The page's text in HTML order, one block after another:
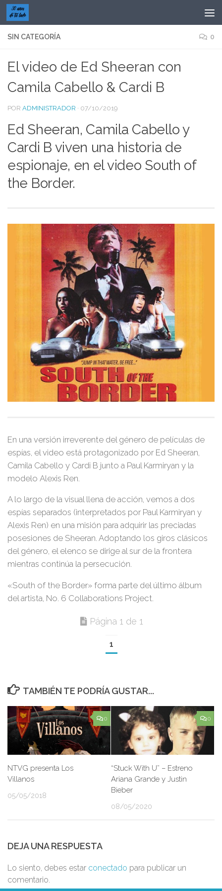
Saltar al contenido
SIN CATEGORÍA 0
El video de Ed Sheeran con
Camila Cabello & Cardi B
POR ADMINISTRADOR · 07/10/2019
Ed Sheeran, Camila Cabello y
Cardi B viven una historia de
espionaje, en el video South of
the Border.
En una versión irreverente del género de películas de
espías, el video está protagonizado por Ed Sheeran,
Camila Cabello y Cardi B junto a Paul Karmiryan y la
modelo Alexis Ren
A lo largo de la visual llena de acción, vemos a dos
espías separados (interpretados por Paul Karmiryan y
Alexis Ren) en una misión para adquirir las preciadas
posesiones de Sheeran. Adoptando los giros clásicos
del género, el elenco se dirige al sur de la frontera
mientras continúa la persecución.
«South of the Border» forma parte del último álbum
del artista, No. 6 Collaborations Project.
Página 1 de 1
1
TAMBIÉN TE PODRÍA GUSTAR...
0
NTVG presenta Los
Villanos
05/05/2018
0
“Stuck With U” – Estreno
Ariana Grande y Justin
Bieber
08/05/2020
DEJA UNA RESPUESTA
Lo siento, debes estar conectado para publicar un
comentario.